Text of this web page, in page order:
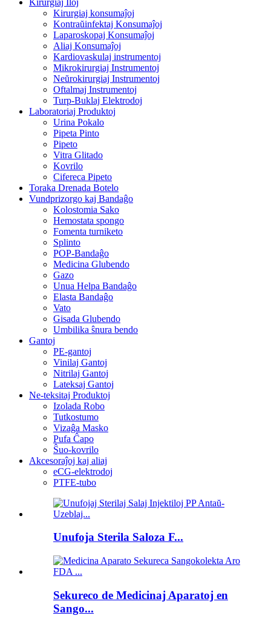
Kirurgiaj konsumaĵoj
Kontraŭinfektaj Konsumaĵoj
Laparoskopaj Konsumaĵoj
Aliaj Konsumaĵoj
Kardiovaskulaj instrumentoj
Mikrokirurgiaj Instrumentoj
Neŭrokirurgiaj Instrumentoj
Oftalmaj Instrumentoj
Turp-Buklaj Elektrodoj
Laboratoriaj Produktoj
Urina Pokalo
Pipeta Pinto
Pipeto
Vitra Glitado
Kovrilo
Cifereca Pipeto
Toraka Drenada Botelo
Vundprizorgo kaj Bandaĝo
Kolostomia Sako
Hemostata spongo
Fomenta turniketo
Splinto
POP-Bandaĝo
Medicina Glubendo
Gazo
Unua Helpa Bandaĝo
Elasta Bandaĝo
Vato
Gisada Glubendo
Umbilika ŝnura bendo
Gantoj
PE-gantoj
Vinilaj Gantoj
Nitrilaj Gantoj
Lateksaj Gantoj
Ne-teksitaj Produktoj
Izolada Robo
Tutkostumo
Vizaĝa Masko
Pufa Ĉapo
Ŝuo-kovrilo
Akcesoraĵoj kaj aliaj
eCG-elektrodoj
PTFE-tubo
Unufoja Sterila Saloza F...
Sekureco de Medicinaj Aparatoj en
Sango...